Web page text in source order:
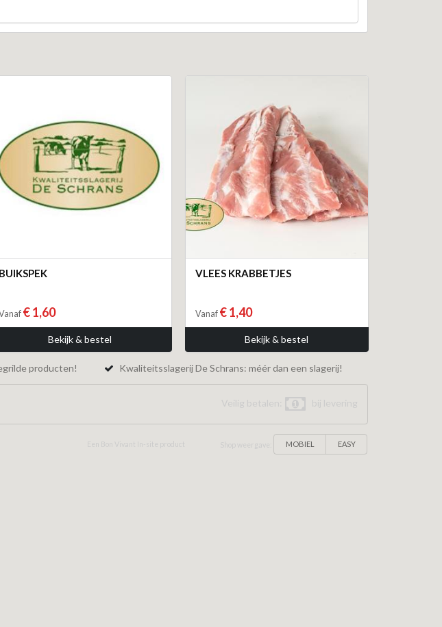
BUIKSPEK
€ 1,60
Bekijk & bestel
VLEES KRABBETJES
Vanaf € 1,40
Bekijk & bestel
producten! Kwaliteitsslagerij De Schrans: méér dan een slagerij!
MOBIEL EASY